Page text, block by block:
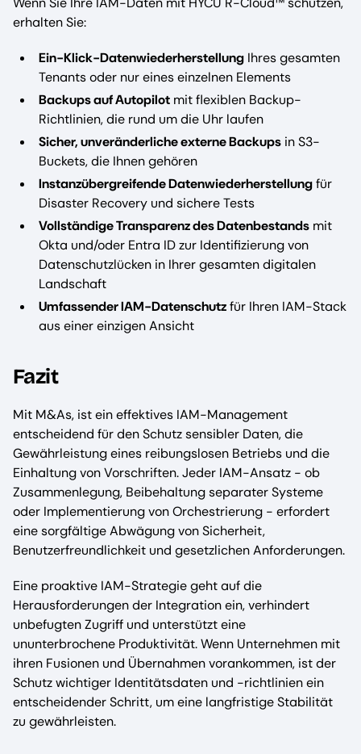
erhalten Sie:
Ein-Klick-Datenwiederherstellung Ihres gesamten
Tenants oder nur eines einzelnen Elements
Backups auf Autopilot mit flexiblen Backup-
Richtlinien, die rund um die Uhr laufen
Sicher, unveränderliche externe Backups in S3-
Buckets, die Ihnen gehören
Instanzübergreifende Datenwiederherstellungfür
Disaster Recovery und sichere Tests
Vollständige Transparenz des Datenbestands mit
Okta und/oder Entra ID zur Identifizierung von
Datenschutzlücken in Ihrer gesamten digitalen
Landschaft
Umfassender IAM-Datenschutzfür Ihren IAM-Stack
aus einer einzigen Ansicht
Fazit
Mit M&As, ist ein effektives IAM-Management
entscheidend für den Schutz sensibler Daten, die
Gewährleistung eines reibungslosen Betriebs und die
Einhaltung von Vorschriften. Jeder IAM-Ansatz - ob
Zusammenlegung, Beibehaltung separater Systeme
oder Implementierung von Orchestrierung - erfordert
eine sorgfältige Abwägung von Sicherheit,
Benutzerfreundlichkeit und gesetzlichen Anforderungen.
Eine proaktive IAM-Strategie geht auf die
Herausforderungen der Integration ein, verhindert
unbefugten Zugriff und unterstützt eine
ununterbrochene Produktivität. Wenn Unternehmen mit
ihren Fusionen und Übernahmen vorankommen, ist der
Schutz wichtiger Identitätsdaten und -richtlinien ein
entscheidender Schritt, um eine langfristige Stabilität
zu gewährleisten.